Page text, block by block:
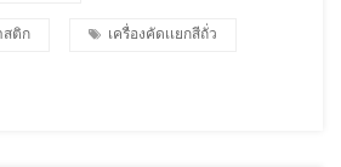
ได้รับการปรับให้ดีที่สุด จะทำให้ปริมาณการ
สติก เครื่องคัดเเยกสีถั่ว